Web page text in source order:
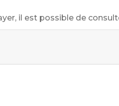
il est possible de